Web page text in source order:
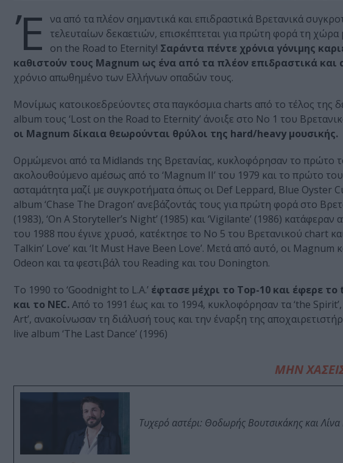
Έ να από τα πλέον σημαντικά και επιδραστικά Βρετανικά
τελευταίων δεκαετιών, επισκέπτεται για πρώτη φορά τη
on the Road to Eternity! Σαράντα πέντε χρόνια γόνιμης
καθιστούν τους Magnum ως ένα από τα πλέον επιδραστικά
χρόνιο απωθημένο των Ελλήνων οπαδών τους.
Μονίμως κατοικοεδρεύοντες στα παγκόσμια charts από το τέλος της
album τους ‘Lost on the Road to Eternity’ άνοιξε στο Νο 1 του
οι Magnum δίκαια θεωρούνται θρύλοι της hard/heavy μουσικής.
Ορμώμενοι από τα Midlands της Βρετανίας, κυκλοφόρησαν το πρώτο
ακολουθούμενο αμέσως από το ‘Magnum II’ του 1979 και το πρώτο
ασταμάτητα μαζί με συγκροτήματα όπως οι Def Leppard, Blue Oyster
album ‘Chase The Dragon’ ανεβάζοντάς τους για πρώτη φορά στο
(1983), ‘On A Storyteller’s Night’ (1985) και ‘Vigilante’ (1986)
του 1988 που έγινε χρυσό, κατέκτησε το Νο 5 του Βρετανικού chart
Talkin’ Love’ και ‘It Must Have Been Love’. Μετά από αυτό, οι
Odeon και τα φεστιβάλ του Reading και του Donington.
Το 1990 το ‘Goodnight to L.A.’ έφτασε μέχρι το Top-10 και έφερε
και το NEC. Από το 1991 έως και το 1994, κυκλοφόρησαν τα ‘the
Art’, ανακοίνωσαν τη διάλυσή τους και την έναρξη της
live album ‘The Last Dance’ (1996)
ΜΗΝ
Τυχερό αστέρι: Θοδωρής Βουτσικάκης και